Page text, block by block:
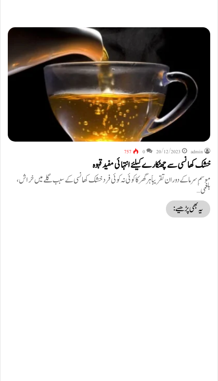
admin
20/12/2023
0
757
خشک کھانسی سے چھٹکارے کیلئے انتہائی مفید قہوہ
موسمِ سرما کے دوران تقریباً ہر گھر کا کوئی نہ کوئی فرد خشک کھانسی کے سبب گلے میں خراش،
بلغمی…
یہ بھی پڑھیے: